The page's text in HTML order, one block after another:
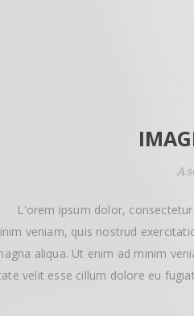
L'orem ipsum dolor,
veniam, quis nostrud
aliqua. Ut enim ad minim
velit esse cillum dolore eu